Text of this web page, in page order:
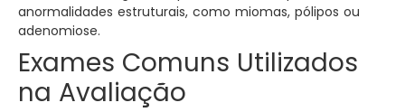
anormalidades estruturais, como miomas, pólipos ou
adenomiose.
Exames Comuns Utilizados
na Avaliação